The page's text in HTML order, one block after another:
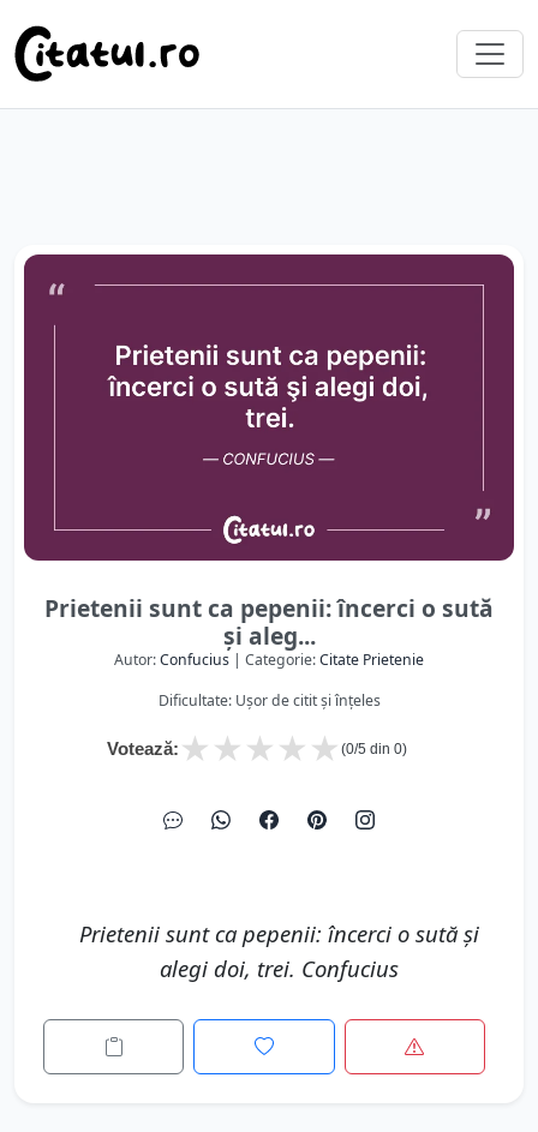
Prietenii sunt ca pepenii: încerci o sută
şi aleg...
Autor:Confucius | Categorie:Citate Prietenie
Dificultate: Ușor de citit și înțeles
Votează: ★
★
★
★
★ (0/5 din 0)
Prietenii sunt ca pepenii: încerci o sută şi
alegi doi, trei. Confucius